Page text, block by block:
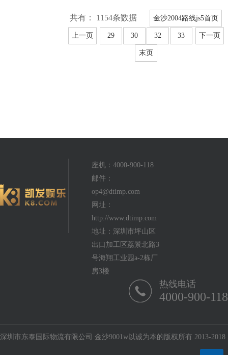
共有： 1154条数据 金沙2004路线js5首页
上一页 29 30 32 33 下一页
末页
座机：4000-900-118
邮件：
op4@dtimp.com
网址：
http://www.dtimp.com
地址：深圳市坪山区
出口加工区荔景北路3
号海翔工业园a-2栋厂
房3楼
热线电话
4000-900-118
深圳市东泰国际物流有限公司 金沙9001w以诚为本的版权所有 2013-2018